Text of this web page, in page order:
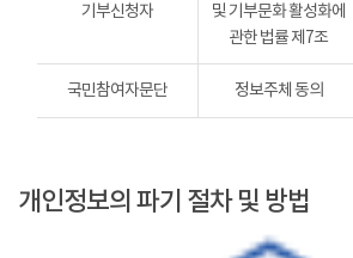
기부신청자
및 기부문화 활성화에
관한 법률 제7조
국민참여자문단 정보주체 동의
개인정보의 파기 절차 및 방법